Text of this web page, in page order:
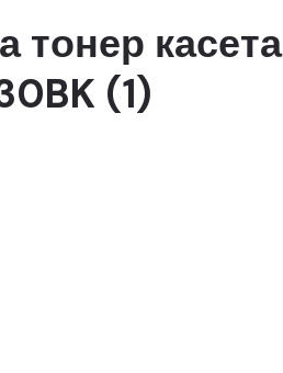
тонер касета
(1)